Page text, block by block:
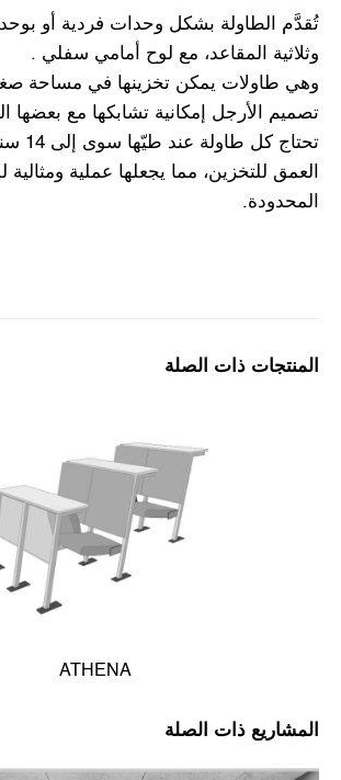
تُقدَّم الطاولة بشكل وحدات فردية أو
وثلاثية المقاعد، مع لوح أمامي سفلي .
وهي طاولات يمكن تخزينها في مساحة
تصميم الأرجل إمكانية تشابكها مع بعضها
تحتاج
العمق للتخزين، مما يجعلها عملية
المحدودة.
المنتجات ذات الصلة
ATHENA
المشاريع ذات الصلة